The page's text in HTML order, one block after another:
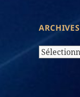
ARCHIVES
Archives